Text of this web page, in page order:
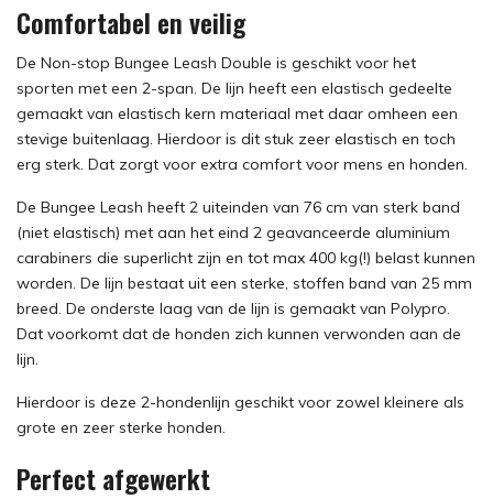
Comfortabel en veilig
De Non-stop Bungee Leash Double is geschikt voor het
sporten met een 2-span. De lijn heeft een elastisch gedeelte
gemaakt van elastisch kern materiaal met daar omheen een
stevige buitenlaag. Hierdoor is dit stuk zeer elastisch en toch
erg sterk. Dat zorgt voor extra comfort voor mens en honden.
De Bungee Leash heeft 2 uiteinden van 76 cm van sterk band
(niet elastisch) met aan het eind 2 geavanceerde aluminium
carabiners die superlicht zijn en tot max 400 kg(!) belast kunnen
worden. De lijn bestaat uit een sterke, stoffen band van 25 mm
breed. De onderste laag van de lijn is gemaakt van Polypro.
Dat voorkomt dat de honden zich kunnen verwonden aan de
lijn.
Hierdoor is deze 2-hondenlijn geschikt voor zowel kleinere als
grote en zeer sterke honden.
Perfect afgewerkt